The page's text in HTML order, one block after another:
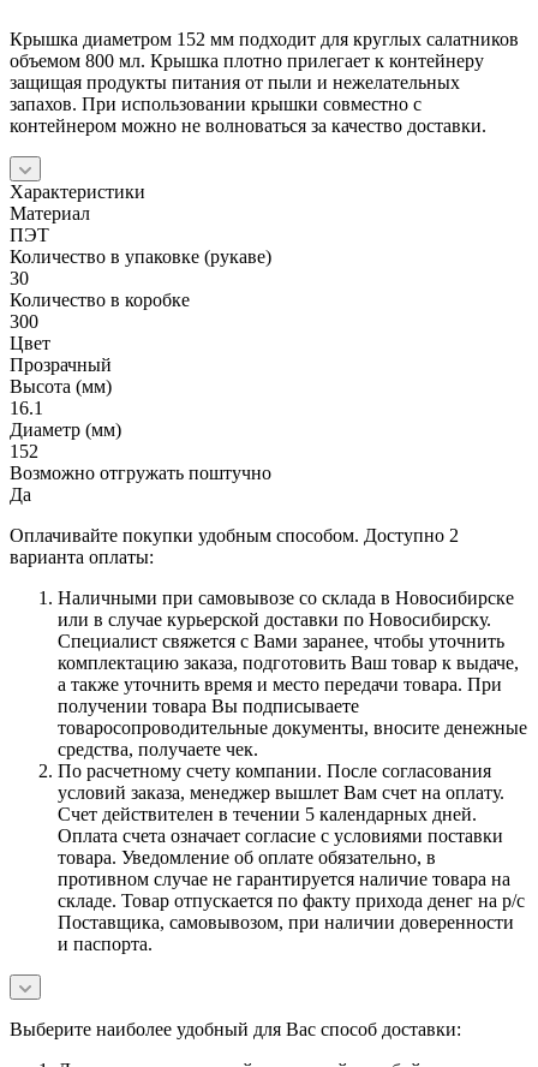
Крышка диаметром 152 мм подходит для круглых салатников
объемом 800 мл. Крышка плотно прилегает к контейнеру
защищая продукты питания от пыли и нежелательных
запахов. При использовании крышки совместно с
контейнером можно не волноваться за качество доставки.
Характеристики
Материал
ПЭТ
Количество в упаковке (рукаве)
30
Количество в коробке
300
Цвет
Прозрачный
Высота (мм)
16.1
Диаметр (мм)
152
Возможно отгружать поштучно
Да
Оплачивайте покупки удобным способом. Доступно 2
варианта оплаты:
Наличными при самовывозе со склада в Новосибирске
или в случае курьерской доставки по Новосибирску.
Специалист свяжется с Вами заранее, чтобы уточнить
комплектацию заказа, подготовить Ваш товар к выдаче,
а также уточнить время и место передачи товара. При
получении товара Вы подписываете
товаросопроводительные документы, вносите денежные
средства, получаете чек.
По расчетному счету компании. После согласования
условий заказа, менеджер вышлет Вам счет на оплату.
Счет действителен в течении 5 календарных дней.
Оплата счета означает согласие с условиями поставки
товара. Уведомление об оплате обязательно, в
противном случае не гарантируется наличие товара на
складе. Товар отпускается по факту прихода денег на р/с
Поставщика, самовывозом, при наличии доверенности
и паспорта.
Выберите наиболее удобный для Вас способ доставки: